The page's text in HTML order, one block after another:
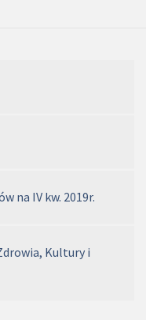
na IV kw. 2019r.
Kultury i